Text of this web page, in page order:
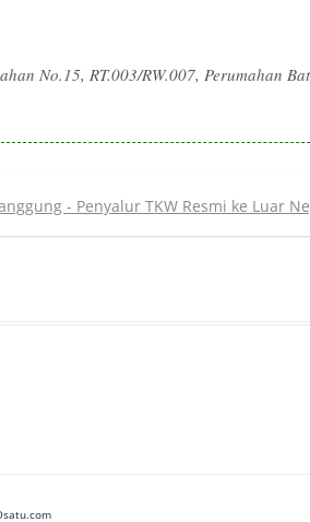
No.15, RT.003/RW.007, Perumahan
- Penyalur TKW Resmi ke Luar